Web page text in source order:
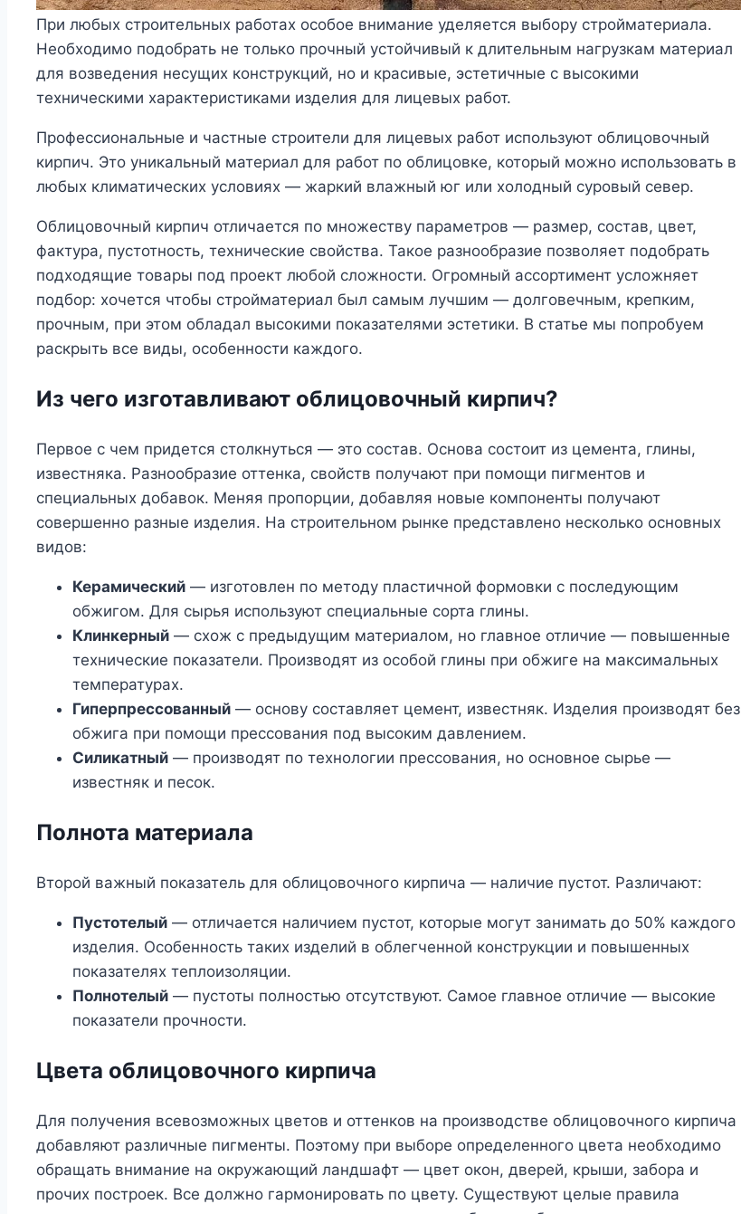
При любых строительных работах особое внимание уделяется выбору стройматериала.
Необходимо подобрать не только прочный устойчивый к длительным нагрузкам материал
для возведения несущих конструкций, но и красивые, эстетичные с высокими
техническими характеристиками изделия для лицевых работ.
Профессиональные и частные строители для лицевых работ используют облицовочный
кирпич. Это уникальный материал для работ по облицовке, который можно использовать в
любых климатических условиях — жаркий влажный юг или холодный суровый север.
Облицовочный кирпич отличается по множеству параметров — размер, состав, цвет,
фактура, пустотность, технические свойства. Такое разнообразие позволяет подобрать
подходящие товары под проект любой сложности. Огромный ассортимент усложняет
подбор: хочется чтобы стройматериал был самым лучшим — долговечным, крепким,
прочным, при этом обладал высокими показателями эстетики. В статье мы попробуем
раскрыть все виды, особенности каждого.
Из чего изготавливают облицовочный кирпич?
Первое с чем придется столкнуться — это состав. Основа состоит из цемента, глины,
известняка. Разнообразие оттенка, свойств получают при помощи пигментов и
специальных добавок. Меняя пропорции, добавляя новые компоненты получают
совершенно разные изделия. На строительном рынке представлено несколько основных
видов:
Керамический — изготовлен по методу пластичной формовки с последующим
обжигом. Для сырья используют специальные сорта глины.
Клинкерный — схож с предыдущим материалом, но главное отличие — повышенные
технические показатели. Производят из особой глины при обжиге на максимальных
температурах.
Гиперпрессованный — основу составляет цемент, известняк. Изделия производят без
обжига при помощи прессования под высоким давлением.
Силикатный — производят по технологии прессования, но основное сырье —
известняк и песок.
Полнота материала
Второй важный показатель для облицовочного кирпича — наличие пустот. Различают:
Пустотелый — отличается наличием пустот, которые могут занимать до 50% каждого
изделия. Особенность таких изделий в облегченной конструкции и повышенных
показателях теплоизоляции.
Полнотелый — пустоты полностью отсутствуют. Самое главное отличие — высокие
показатели прочности.
Цвета облицовочного кирпича
Для получения всевозможных цветов и оттенков на производстве облицовочного кирпича
добавляют различные пигменты. Поэтому при выборе определенного цвета необходимо
обращать внимание на окружающий ландшафт — цвет окон, дверей, крыши, забора и
прочих построек. Все должно гармонировать по цвету. Существуют целые правила